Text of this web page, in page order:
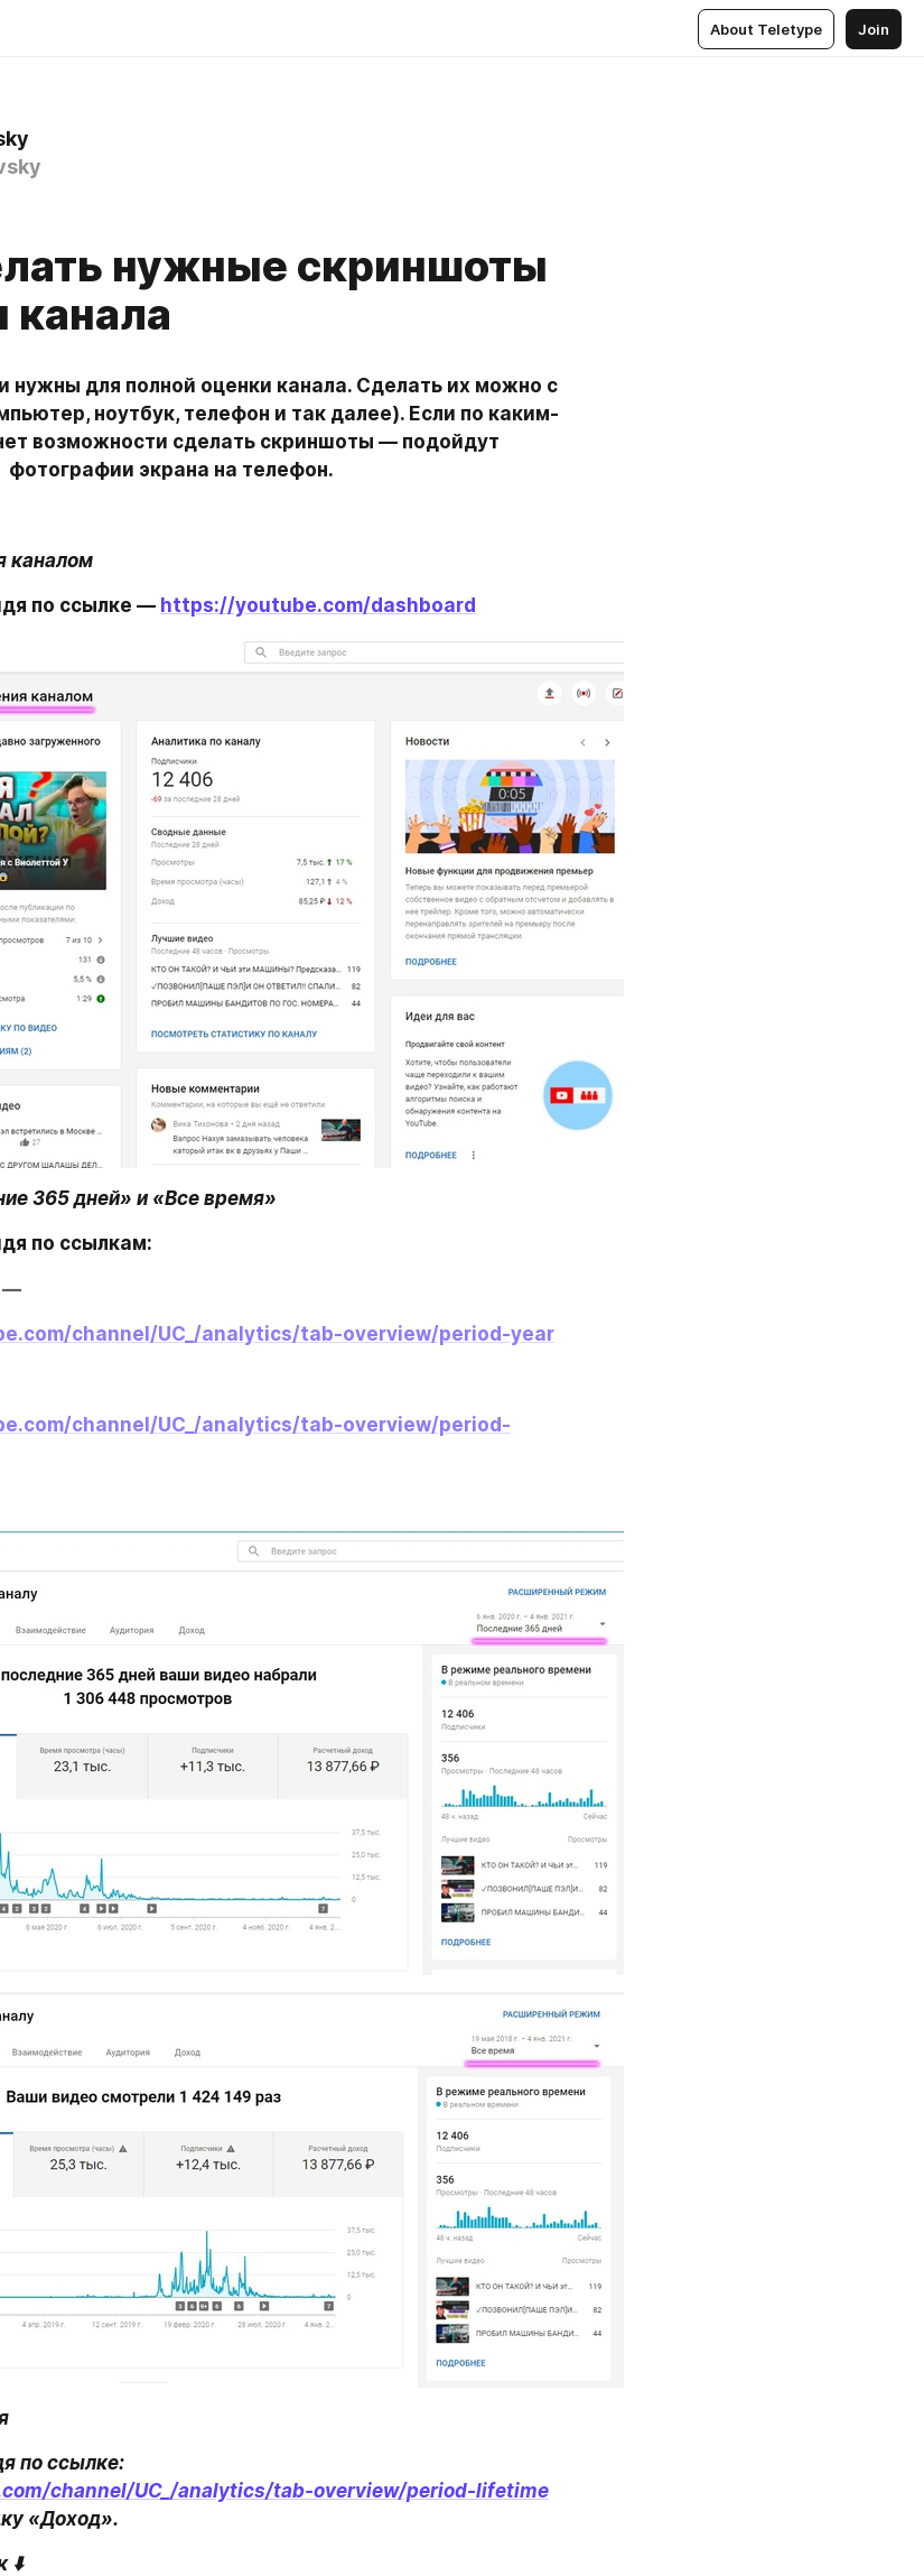
About Teletype Join
нужные скриншоты
канала
нужны для полной оценки канала. Сделать их можно с
ноутбук, телефон и так далее). Если по каким-
возможности сделать скриншоты — подойдут
фотографии экрана на телефон.
каналом
по ссылке — https://youtube.com/dashboard
365 дней» и «Все время»
по ссылкам:
—
channel/UC_/analytics/tab-overview/period-year
channel/UC_/analytics/tab-overview/period-
channel/UC_/analytics/tab-overview/period-lifetime
«Доход».
⬇️